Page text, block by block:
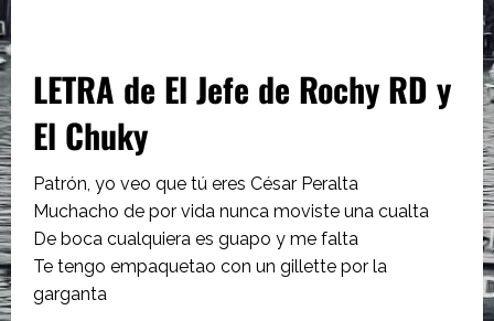
LETRA de El Jefe de Rochy RD y
El Chuky
Patrón, yo veo que tú eres César Peralta
Muchacho de por vida nunca moviste una cualta
De boca cualquiera es guapo y me falta
Te tengo empaquetao con un gillette por la
garganta